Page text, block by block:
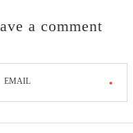
a comment
EMAIL